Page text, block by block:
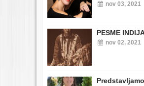
nov 03, 2021
PESME
nov 02, 2021